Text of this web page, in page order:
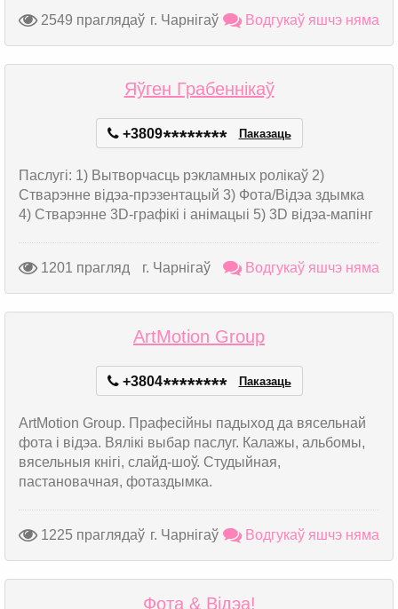
2549 праглядаў г. Чарнігаў Водгукаў яшчэ няма
Яўген Грабеннікаў
+3809******** Паказаць
Паслугі: 1) Вытворчасць рэкламных ролікаў 2)
Стварэнне відэа-прэзентацый 3) Фота/Відэа здымка
4) Стварэнне 3D-графікі і анімацыі 5) 3D відэа-мапінг
1201 прагляд г. Чарнігаў Водгукаў яшчэ няма
ArtMotion Group
+3804******** Паказаць
ArtMotion Group. Прафесійны падыход да вясельнай
фота і відэа. Вялікі выбар паслуг. Калажы, альбомы,
вясельныя кнігі, слайд-шоў. Студыйная,
пастановачная, фотаздымка.
1225 праглядаў г. Чарнігаў Водгукаў яшчэ няма
Фота & Відэа!